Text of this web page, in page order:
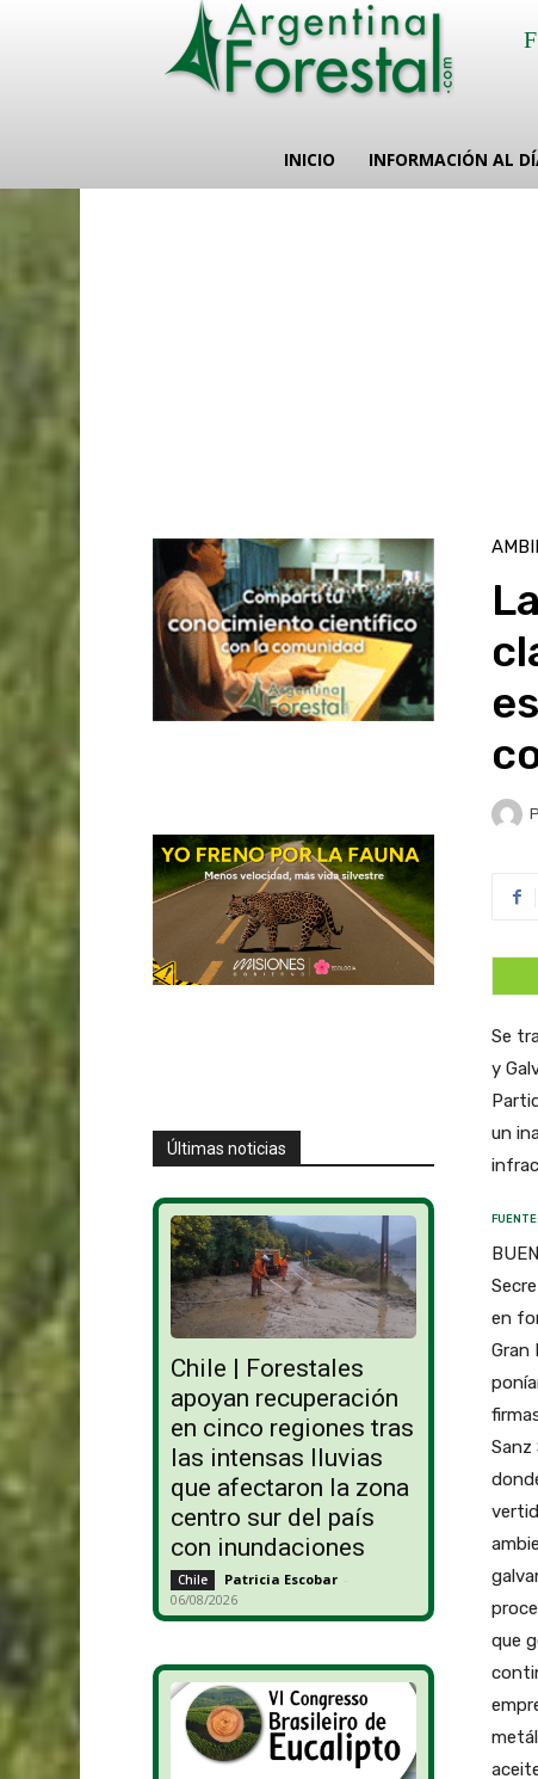
INICIO INFORMACIÓN AL
Últimas noticias
Chile | Forestales
apoyan recuperación
en cinco regiones tras
las intensas lluvias
que afectaron la zona
centro sur del país
con inundaciones
Chile Patricia Escobar -
06/08/2026
Se
y
un
en
Gran
Sanz
que